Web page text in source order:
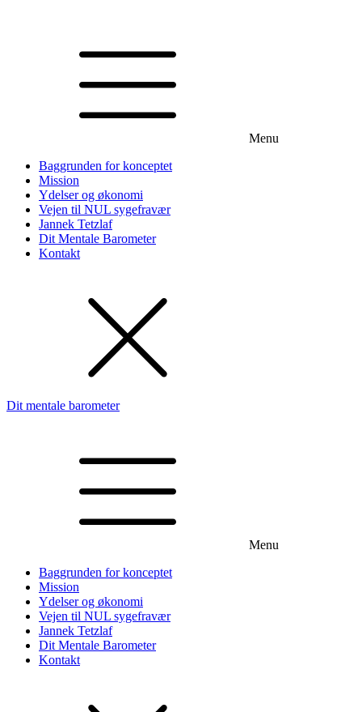
Menu
Baggrunden for konceptet
Mission
Ydelser og økonomi
Vejen til NUL sygefravær
Jannek Tetzlaf
Dit Mentale Barometer
Kontakt
Dit mentale barometer
Menu
Baggrunden for konceptet
Mission
Ydelser og økonomi
Vejen til NUL sygefravær
Jannek Tetzlaf
Dit Mentale Barometer
Kontakt